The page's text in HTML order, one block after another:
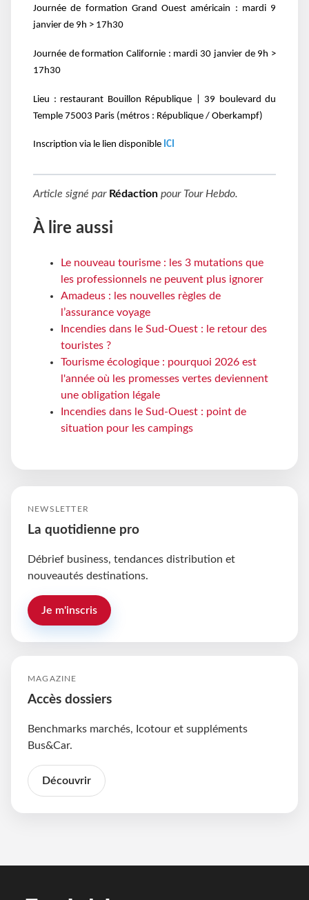
Journée de formation Grand Ouest américain : mardi 9
janvier de 9h > 17h30
Journée de formation Californie : mardi 30 janvier de 9h >
17h30
Lieu : restaurant Bouillon République | 39 boulevard du
Temple 75003 Paris (métros : République / Oberkampf)
Inscription via le lien disponible ICI
Article signé par Rédaction pour Tour Hebdo.
À lire aussi
Le nouveau tourisme : les 3 mutations que
les professionnels ne peuvent plus ignorer
Amadeus : les nouvelles règles de
l’assurance voyage
Incendies dans le Sud-Ouest : le retour des
touristes ?
Tourisme écologique : pourquoi 2026 est
l'année où les promesses vertes deviennent
une obligation légale
Incendies dans le Sud-Ouest : point de
situation pour les campings
NEWSLETTER
La quotidienne pro
Débrief business, tendances distribution et
nouveautés destinations.
Je m'inscris
MAGAZINE
Accès dossiers
Benchmarks marchés, Icotour et suppléments
Bus&Car.
Découvrir